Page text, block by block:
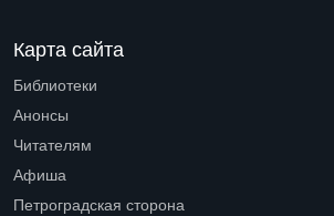
Карта сайта
Библиотеки
Анонсы
Читателям
Афиша
Петроградская сторона